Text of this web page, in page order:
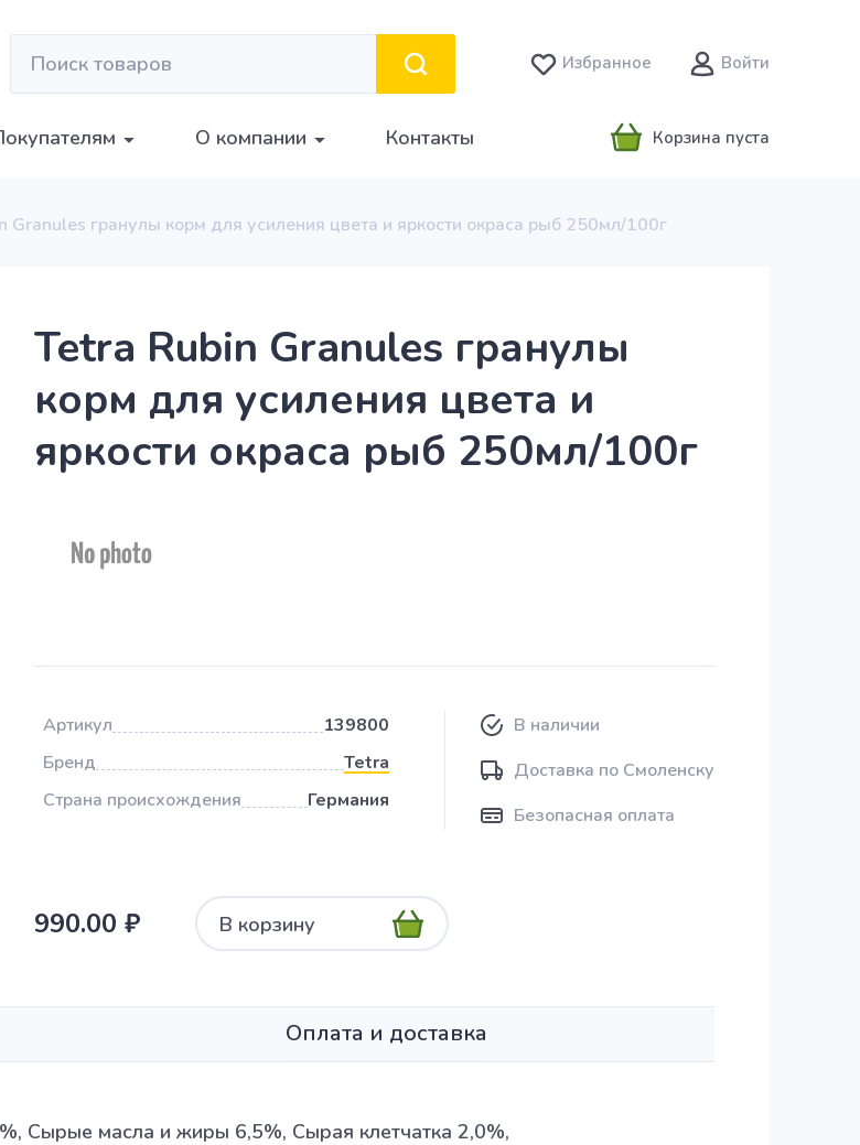
Избранное Войти
О компании Контакты Корзина пуста
Granules гранулы корм для усиления цвета и яркости окраса рыб 250мл/100г
Tetra Rubin Granules гранулы
корм для усиления цвета и
яркости окраса рыб 250мл/100г
Артикул
139800
Бренд
Tetra
Страна происхождения
Германия
В наличии
Доставка по Смоленску
Безопасная оплата
990.00 ₽ В корзину
Оплата и доставка
Сырые масла и жиры 6,5%, Сырая клетчатка 2,0%,